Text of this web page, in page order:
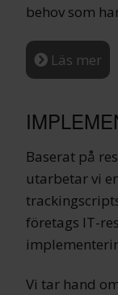
behov som
Läs mer
Baserat på
utarbetar vi
företags IT-
Vi tar hand